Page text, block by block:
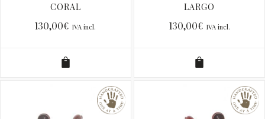
CORAL
130,00€ IVA incl.
LARGO
130,00€ IVA incl.